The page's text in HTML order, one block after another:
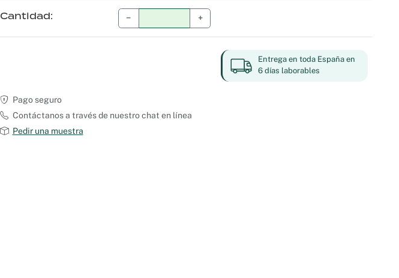
Cantidad − +
Entrega en toda España en
6 días laborables
Pago seguro
Contáctanos a través de nuestro chat en línea
Pedir una muestra